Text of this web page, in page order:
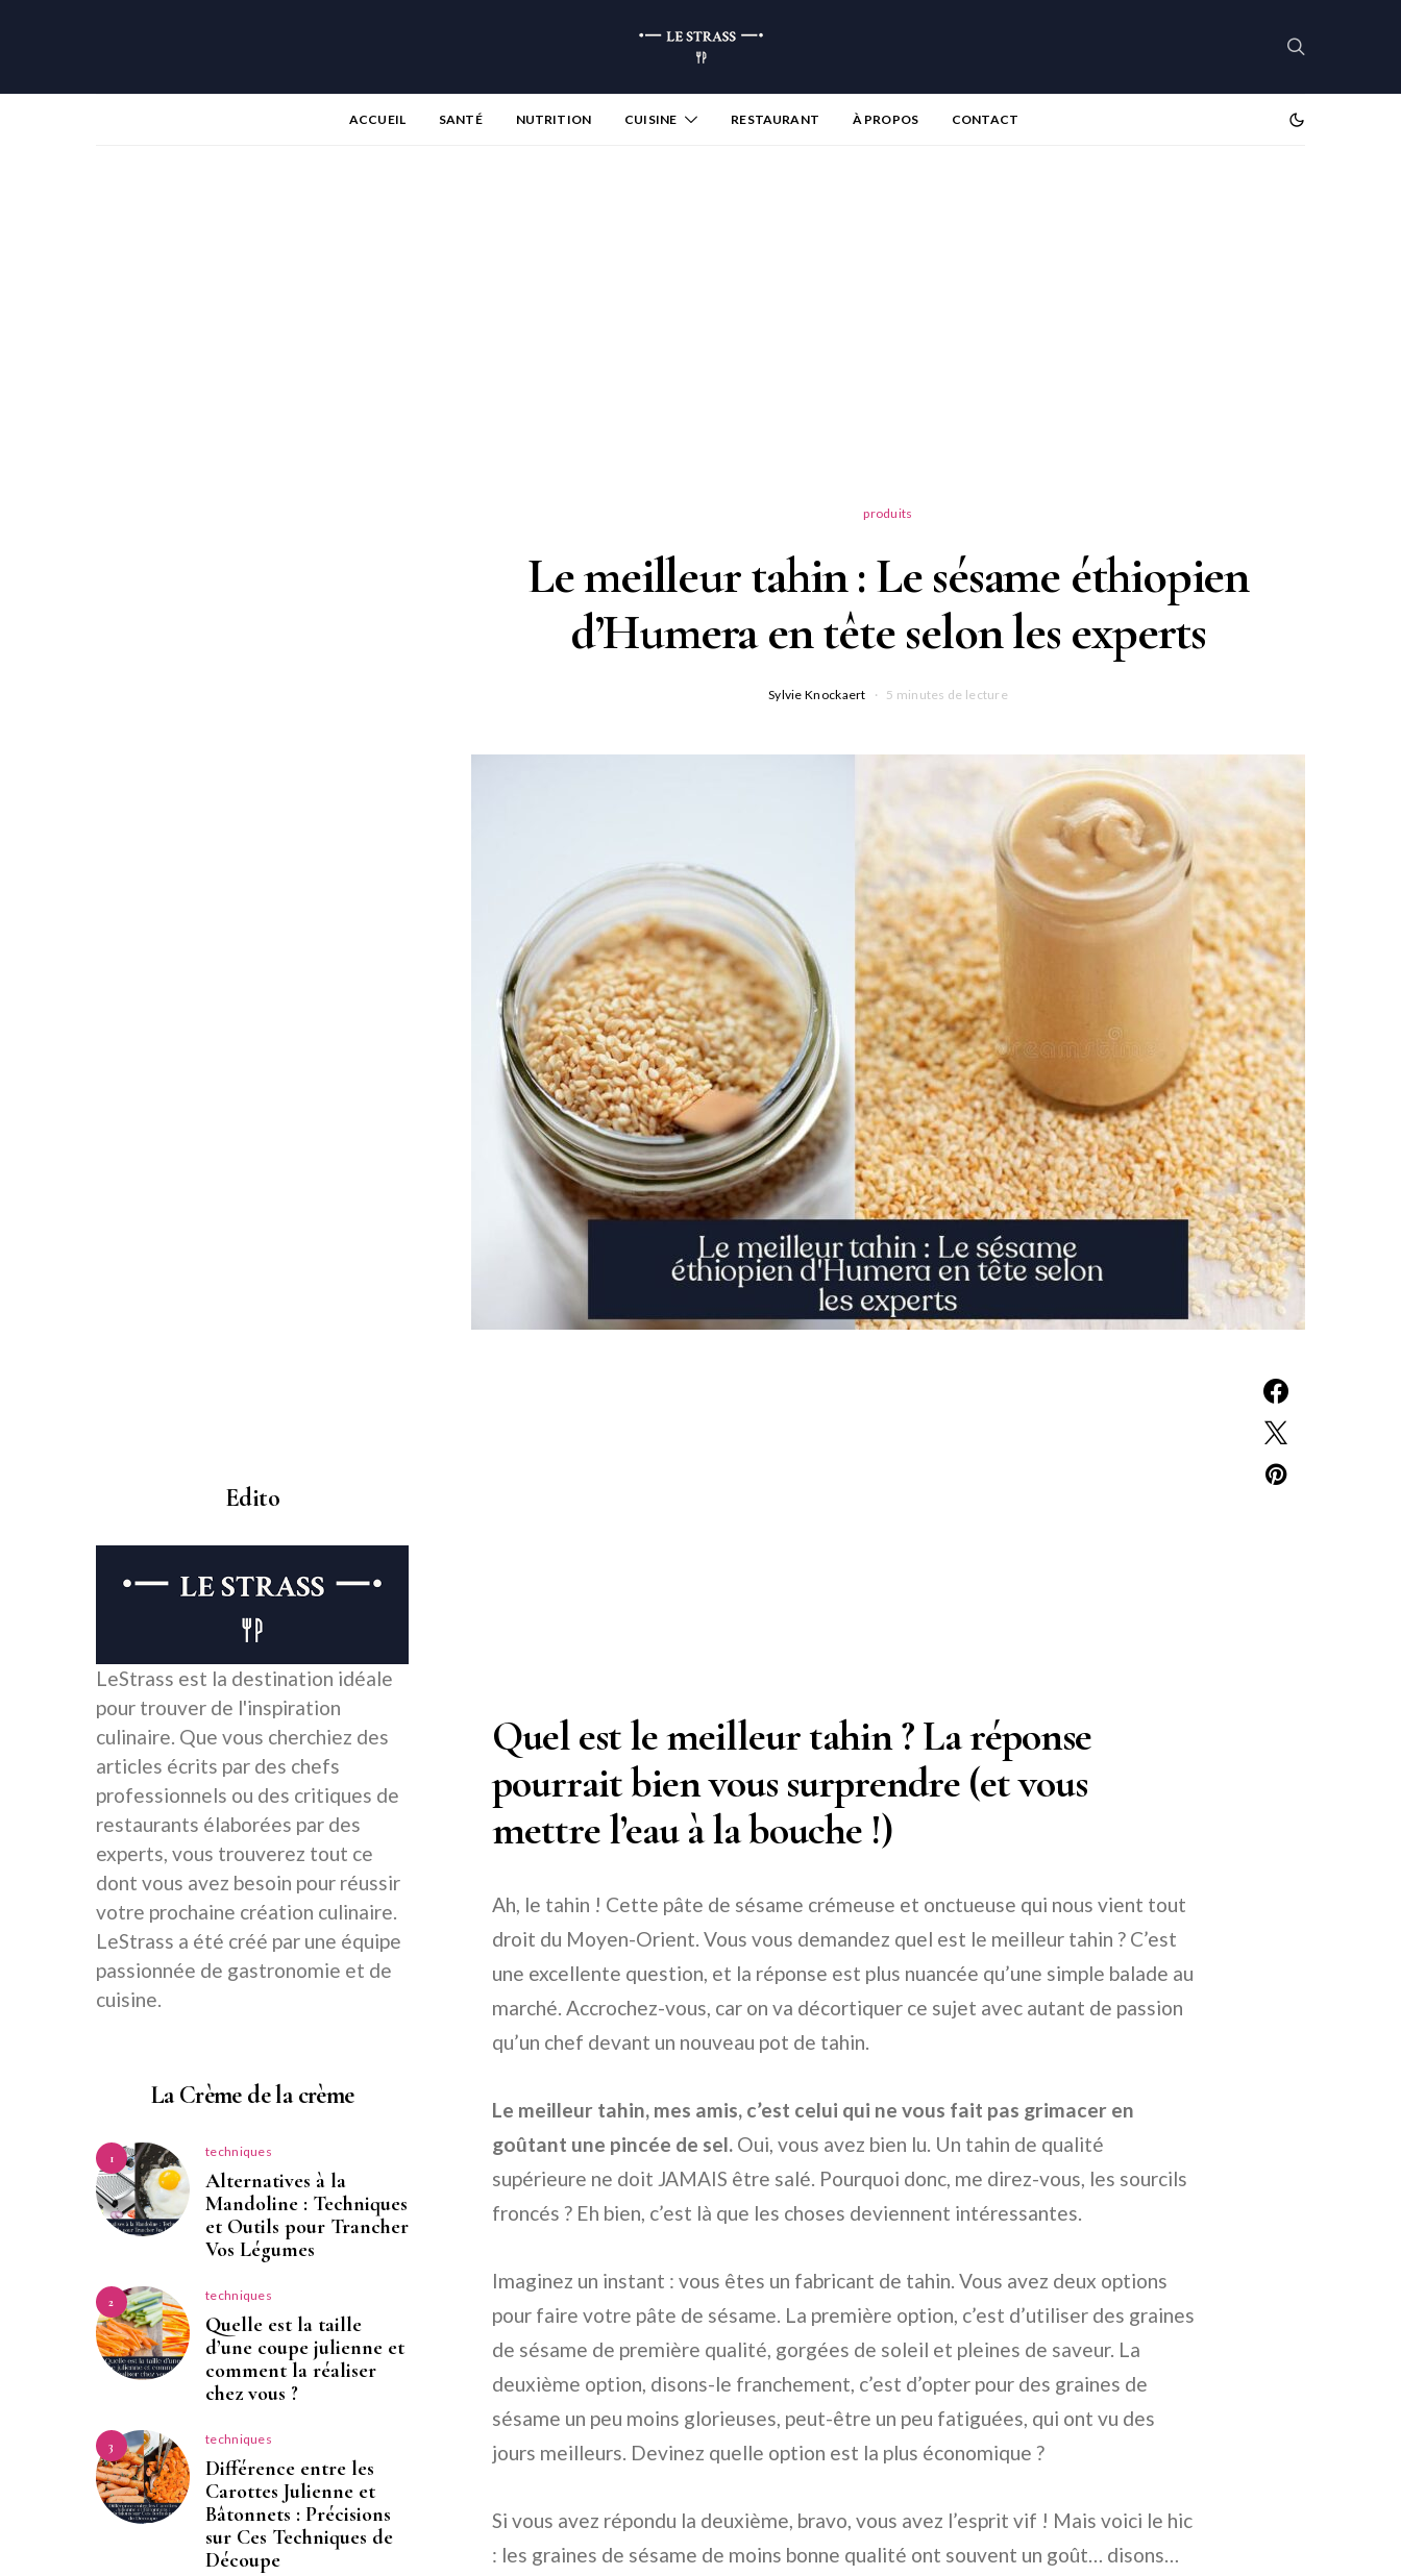
ACCUEIL SANTÉ NUTRITION CUISINE RESTAURANT À PROPOS CONTACT
produits
Le meilleur tahin : Le sésame éthiopien
d’Humera en tête selon les experts
Sylvie Knockaert 5 minutes de lecture
Quel est le meilleur tahin ? La réponse
pourrait bien vous surprendre (et vous
mettre l’eau à la bouche !)
Ah, le tahin ! Cette pâte de sésame crémeuse et onctueuse qui nous vient tout
droit du Moyen-Orient. Vous vous demandez quel est le meilleur tahin ? C’est
une excellente question, et la réponse est plus nuancée qu’une simple balade au
marché. Accrochez-vous, car on va décortiquer ce sujet avec autant de passion
qu’un chef devant un nouveau pot de tahin.
Le meilleur tahin, mes amis, c’est celui qui ne vous fait pas grimacer en
goûtant une pincée de sel. Oui, vous avez bien lu. Un tahin de qualité
supérieure ne doit JAMAIS être salé. Pourquoi donc, me direz-vous, les sourcils
froncés ? Eh bien, c’est là que les choses deviennent intéressantes.
Imaginez un instant : vous êtes un fabricant de tahin. Vous avez deux options
pour faire votre pâte de sésame. La première option, c’est d’utiliser des graines
de sésame de première qualité, gorgées de soleil et pleines de saveur. La
deuxième option, disons-le franchement, c’est d’opter pour des graines de
sésame un peu moins glorieuses, peut-être un peu fatiguées, qui ont vu des
jours meilleurs. Devinez quelle option est la plus économique ?
Si vous avez répondu la deuxième, bravo, vous avez l’esprit vif ! Mais voici le hic
: les graines de sésame de moins bonne qualité ont souvent un goût… disons…
Edito
LeStrass est la destination idéale
pour trouver de l'inspiration
culinaire. Que vous cherchiez des
articles écrits par des chefs
professionnels ou des critiques de
restaurants élaborées par des
experts, vous trouverez tout ce
dont vous avez besoin pour réussir
votre prochaine création culinaire.
LeStrass a été créé par une équipe
passionnée de gastronomie et de
cuisine.
La Crème de la crème
1 techniques
Alternatives à la
Mandoline : Techniques
et Outils pour Trancher
Vos Légumes
2 techniques
Quelle est la taille
d’une coupe julienne et
comment la réaliser
chez vous ?
3 techniques
Différence entre les
Carottes Julienne et
Bâtonnets : Précisions
sur Ces Techniques de
Découpe